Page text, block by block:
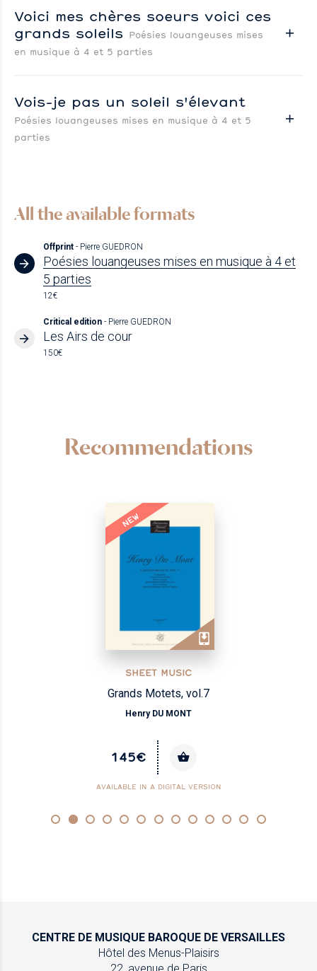
Voici mes chères soeurs voici ces
grands soleils
Poésies louangeuses mises
en musique à 4 et 5 parties
Vois-je pas un soleil s'élevant
Poésies louangeuses mises en musique à 4 et 5
parties
All the available formats
Offprint - Pierre GUEDRON
Poésies louangeuses mises en musique à 4 et
5 parties
12€
Critical edition - Pierre GUEDRON
Les Airs de cour
150€
Recommendations
NEW
SHEET MUSIC
Grands Motets, vol.7
Henry DU MONT
145€
AVAILABLE IN A DIGITAL VERSION
CENTRE DE MUSIQUE BAROQUE DE VERSAILLES
Hôtel des Menus-Plaisirs